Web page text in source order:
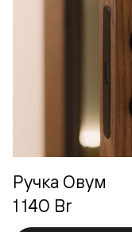
Ручка Овум
1 140 Br